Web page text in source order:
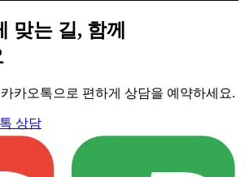
맞는 길, 함께
카오톡으로 편하게 상담을 예약하세요.
상담